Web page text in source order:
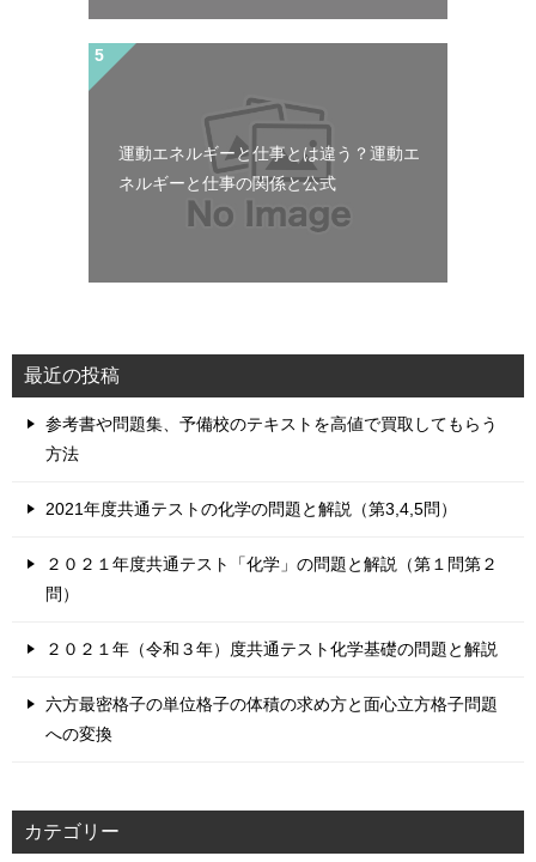
運動エネルギーと仕事とは違う？運動エ
ネルギーと仕事の関係と公式
最近の投稿
参考書や問題集、予備校のテキストを高値で買取してもらう
方法
2021年度共通テストの化学の問題と解説（第3,4,5問）
２０２１年度共通テスト「化学」の問題と解説（第１問第２
問）
２０２１年（令和３年）度共通テスト化学基礎の問題と解説
六方最密格子の単位格子の体積の求め方と面心立方格子問題
への変換
カテゴリー